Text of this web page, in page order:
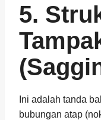
5.
Ini adalah tanda
bubungan atap